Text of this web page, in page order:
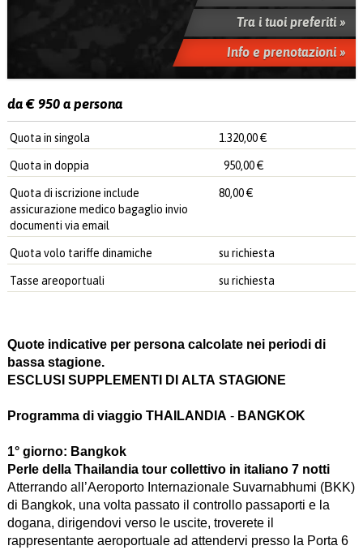
Tra i tuoi preferiti »
Info e prenotazioni »
da € 950 a persona
Quota in singola 1.320,00 €
Quota in doppia 950,00 €
Quota di iscrizione include
assicurazione medico bagaglio invio
documenti via email
80,00 €
Quota volo tariffe dinamiche su richiesta
Tasse areoportuali su richiesta
Quote indicative per persona calcolate nei periodi di
bassa stagione.
ESCLUSI SUPPLEMENTI DI ALTA STAGIONE
Programma di viaggio THAILANDIA - BANGKOK
1° giorno: Bangkok
Perle della Thailandia tour collettivo in italiano 7 notti
Atterrando all’Aeroporto Internazionale Suvarnabhumi (BKK)
di Bangkok, una volta passato il controllo passaporti e la
dogana, dirigendovi verso le uscite, troverete il
rappresentante aeroportuale ad attendervi presso la Porta 6